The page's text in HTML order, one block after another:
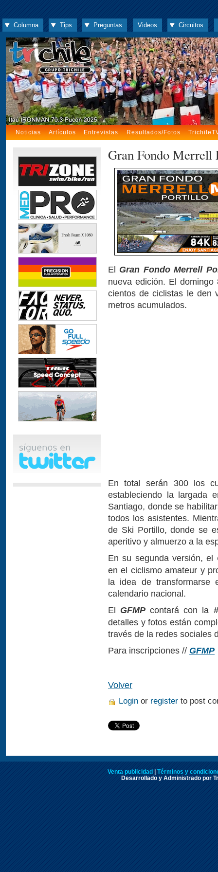
Columna Tips Preguntas Videos Circuitos
Noticias Artículos Entrevistas Resultados/Fotos
Gran Fondo Merrell
El Gran Fondo Merrell
nueva edición. El
cientos de ciclistas le den
metros acumulados.
En total serán 300 los
estableciendo la largada
Santiago, donde se
todos los asistentes.
de Ski Portillo, donde se
aperitivo y almuerzo a la
En su segunda versión, el
en el ciclismo amateur y
la idea de
calendario nacional.
El GFMP contará con la
detalles y fotos están
través de la redes sociales
Para inscripciones // GFMP
Volver
Login or register to post
Venta publicidad | Términos y
Desarrollado y Administrado por